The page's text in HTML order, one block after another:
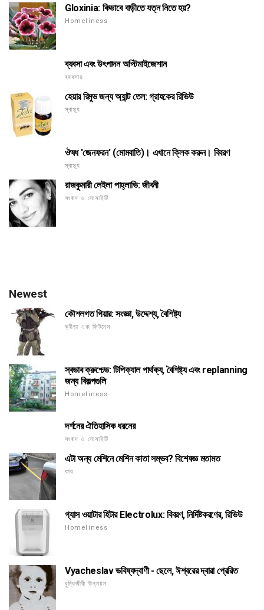
Gloxinia: কিভাবে বাড়ীতে যত্ন নিতে হয়?
Homeliness
ব্যবসা এবং উৎপাদন অপ্টিমাইজেশান
ব্যবসায়
হেয়ার রিমুভ জন্য অ্যান্ট তেল: গ্রাহকের রিভিউ
স্বাস্থ্য
ঔষধ 'জেনফরন' (মোমবাতি)। এখানে ক্লিক করুন। বিবরণ
স্বাস্থ্য
রাজকুমারী লেইলা পাহ্লাভি: জীবনী
সংবাদ ও সোসাইটি
Newest
কৌশলগত গিয়ার: সংজ্ঞা, উদ্দেশ্য, বৈশিষ্ট্য
ক্রীড়া এবং ফিটনেস
স্বভাব ক্রুশ্চেভ: টিপিক্যাল পার্থক্য, বৈশিষ্ট্য এবং replanning
জন্য বিকল্পগুলি
Homeliness
দর্শনের ঐতিহাসিক ধরনের
সংবাদ ও সোসাইটি
এটা অন্য মেশিনে মেশিন কাতা সম্ভব? বিশেষজ্ঞ মতামত
কার
গ্যাস ওয়াটার হিটার Electrolux: বিবরণ, নির্দিষ্টকরণের, রিভিউ
Homeliness
Vyacheslav ভবিষ্যদ্বাণী - ছেলে, ঈশ্বরের দ্বারা প্রেরিত
বুদ্ধিজীবী উন্নয়ন